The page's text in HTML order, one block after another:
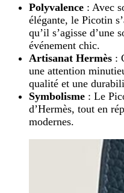
Polyvalence : Avec
élégante, le Picotin
qu’il s’agisse d’une
événement chic.
Artisanat Hermès :
une attention
qualité et une
Symbolisme : Le
d’Hermès, tout en
modernes.